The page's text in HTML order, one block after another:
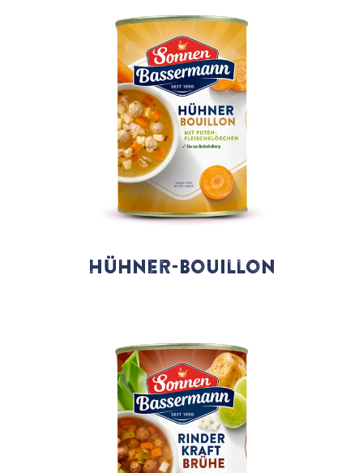
Hühner-Bouillon